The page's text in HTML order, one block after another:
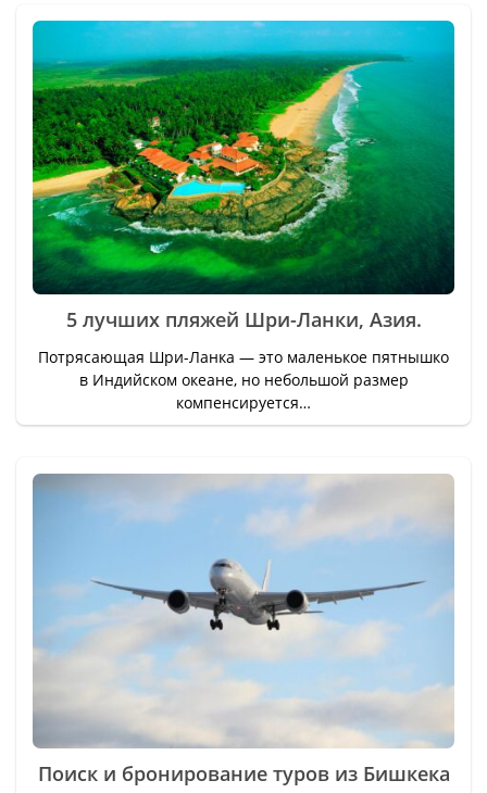
5 лучших пляжей Шри-Ланки, Азия.
Потрясающая Шри-Ланка — это маленькое пятнышко
в Индийском океане, но небольшой размер
компенсируется…
Поиск и бронирование туров из Бишкека